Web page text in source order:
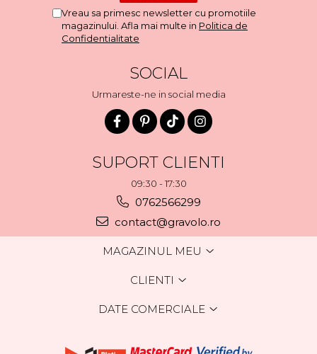
Vreau sa primesc newsletter cu promotiile
magazinului. Afla mai multe in Politica de
Confidentialitate
SOCIAL
Urmareste-ne in social media
SUPORT CLIENTI
09:30 - 17:30
0762566299
contact@gravolo.ro
MAGAZINUL MEU
CLIENTI
DATE COMERCIALE